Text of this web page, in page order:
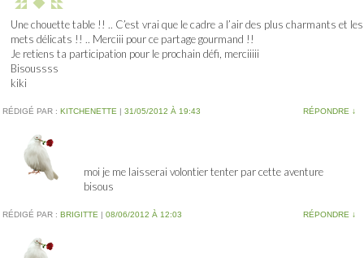
Une chouette table !! .. C’est vrai que le cadre a l’air des plus charmants et les
mets délicats !! .. Merciii pour ce partage gourmand !!
Je retiens ta participation pour le prochain défi, merciiiii
Bisoussss
kiki
RÉDIGÉ PAR : KITCHENETTE 31/05/2012 À 19:43 RÉPONDRE ↓
moi je me laisserai volontier tenter par cette aventure
bisous
RÉDIGÉ PAR : BRIGITTE 08/06/2012 À 12:03 RÉPONDRE ↓